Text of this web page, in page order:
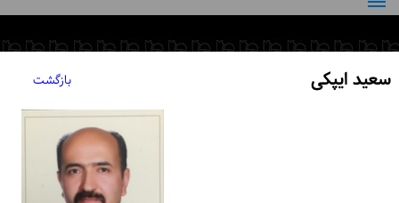
درباره انجمن
کمیته‌های انجمن
سعید ایپکی بازگشت